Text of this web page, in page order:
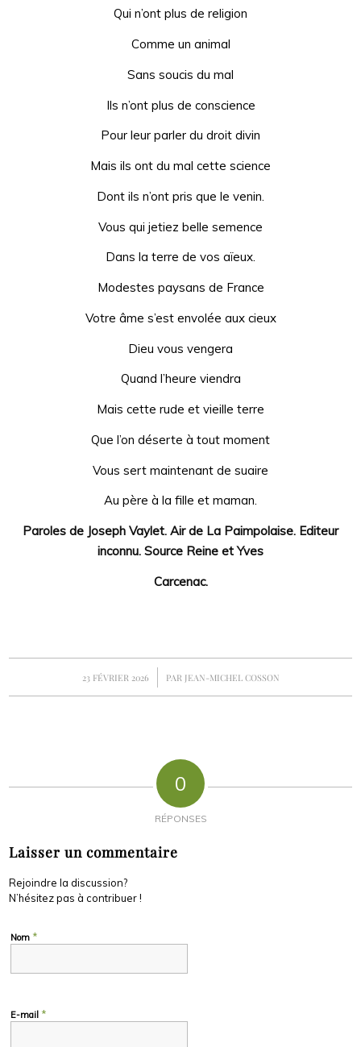
Qui n’ont plus de religion
Comme un animal
Sans soucis du mal
Ils n’ont plus de conscience
Pour leur parler du droit divin
Mais ils ont du mal cette science
Dont ils n’ont pris que le venin.
Vous qui jetiez belle semence
Dans la terre de vos aïeux.
Modestes paysans de France
Votre âme s’est envolée aux cieux
Dieu vous vengera
Quand l’heure viendra
Mais cette rude et vieille terre
Que l’on déserte à tout moment
Vous sert maintenant de suaire
Au père à la fille et maman.
Paroles de Joseph Vaylet. Air de La Paimpolaise. Editeur
inconnu. Source Reine et Yves
Carcenac.
23 FÉVRIER 2026
/ PAR JEAN-MICHEL COSSON
0
RÉPONSES
Laisser un commentaire
Rejoindre la discussion?
N’hésitez pas à contribuer !
Nom *
E-mail *